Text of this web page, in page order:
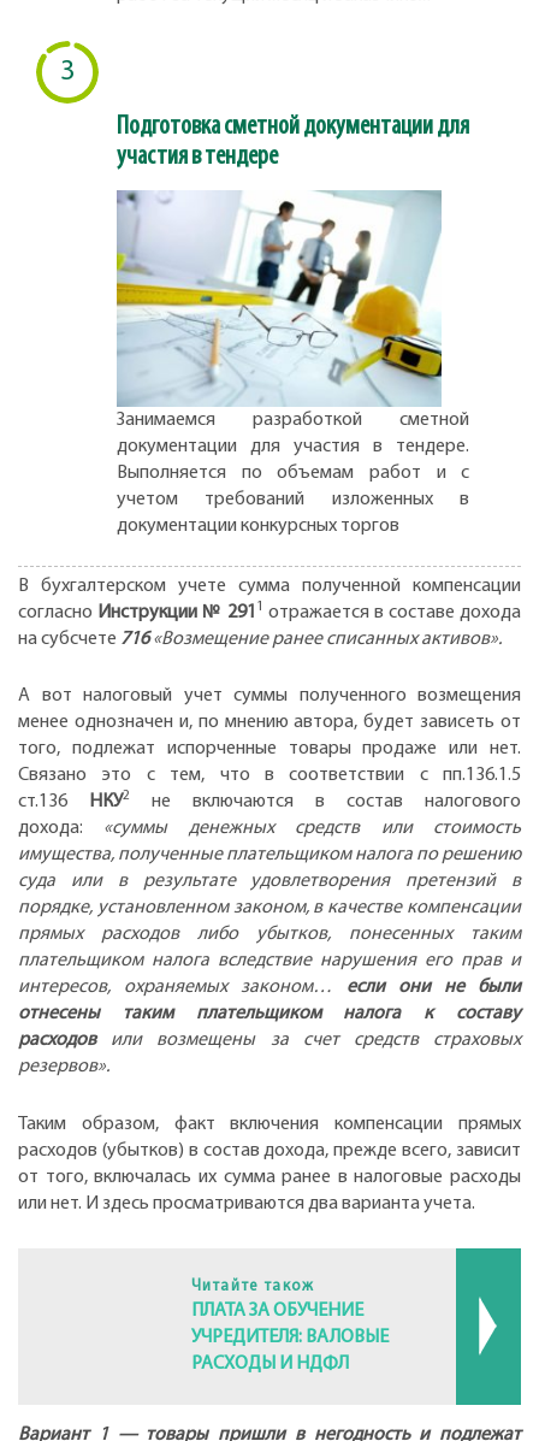
3
Подготовка сметной документации для
участия в тендере
Занимаемся разработкой сметной
документации для участия в тендере.
Выполняется по объемам работ и с
учетом требований изложенных в
документации конкурсных торгов
В бухгалтерском учете сумма полученной компенсации
согласно Инструкции № 291 1 отражается в составе дохода
на субсчете 716«Возмещение ранее списанных активов».
А вот налоговый учет суммы полученного возмещения
менее однозначен и, по мнению автора, будет зависеть от
того, подлежат испорченные товары продаже или нет.
Связано это с тем, что в соответствии с пп.136.1.5
ст.136 НКУ2
не включаются в состав налогового
дохода: «суммы денежных средств или стоимость
имущества, полученные плательщиком налога по решению
суда или в результате удовлетворения претензий в
порядке, установленном законом, в качестве компенсации
прямых расходов либо убытков, понесенных таким
плательщиком налога вследствие нарушения его прав и
интересов, охраняемых законом… если они не были
отнесены таким плательщиком налога к составу
расходов или возмещены за счет средств страховых
резервов».
Таким образом, факт включения компенсации прямых
расходов (убытков) в состав дохода, прежде всего, зависит
от того, включалась их сумма ранее в налоговые расходы
или нет. И здесь просматриваются два варианта учета.
Читайте також
ПЛАТА ЗА ОБУЧЕНИЕ
УЧРЕДИТЕЛЯ: ВАЛОВЫЕ
РАСХОДЫ И НДФЛ
Вариант 1 — товары пришли в негодность и подлежат